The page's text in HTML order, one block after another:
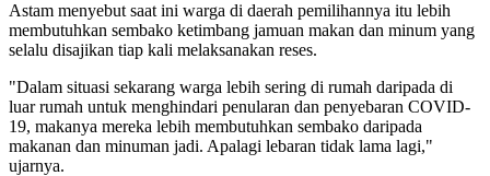
Astam menyebut saat ini warga di daerah pemilihannya itu lebih
membutuhkan sembako ketimbang jamuan makan dan minum yang
selalu disajikan tiap kali melaksanakan reses.
"Dalam situasi sekarang warga lebih sering di rumah daripada di
luar rumah untuk menghindari penularan dan penyebaran COVID-
19, makanya mereka lebih membutuhkan sembako daripada
makanan dan minuman jadi. Apalagi lebaran tidak lama lagi,"
ujarnya.